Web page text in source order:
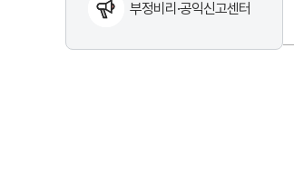
부정비리·공익신고센터